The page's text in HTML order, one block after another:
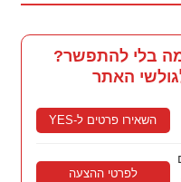
בלי להתפשר?
האתר
השאירו פרטים ל-YES
לפרטי ההצעה